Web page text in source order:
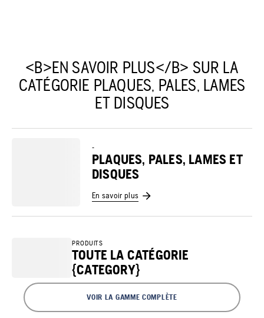
<B>EN SAVOIR PLUS</B> SUR LA
CATÉGORIE PLAQUES, PALES, LAMES
ET DISQUES
-
PLAQUES, PALES, LAMES ET
DISQUES
En savoir plus
PRODUITS
TOUTE LA CATÉGORIE
{CATEGORY}
VOIR LA GAMME COMPLÈTE